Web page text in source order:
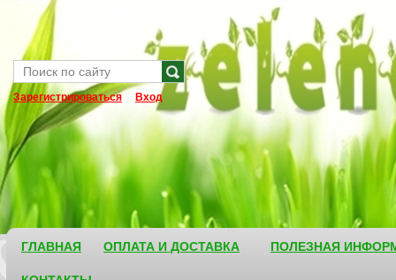
Зарегистрироваться Вход
ГЛАВНАЯ ОПЛАТА И ДОСТАВКА ПОЛЕЗНАЯ